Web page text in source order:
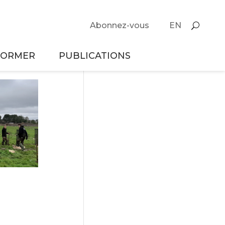
Abonnez-vous EN
PUBLICATIONS